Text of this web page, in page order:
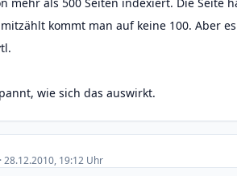
kommt man auf keine 100. Aber
wie sich das auswirkt.
28.12.2010, 19:12 Uhr